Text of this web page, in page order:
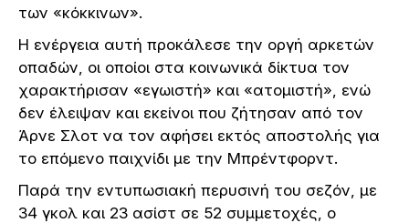
των «κόκκινων».
Η ενέργεια αυτή προκάλεσε την οργή αρκετών
οπαδών, οι οποίοι στα κοινωνικά δίκτυα τον
χαρακτήρισαν «εγωιστή» και «ατομιστή», ενώ
δεν έλειψαν και εκείνοι που ζήτησαν από τον
Άρνε Σλοτ να τον αφήσει εκτός αποστολής για
το επόμενο παιχνίδι με την Μπρέντφορντ.
Παρά την εντυπωσιακή περυσινή του σεζόν, με
34 γκολ και 23 ασίστ σε 52 συμμετοχές, ο